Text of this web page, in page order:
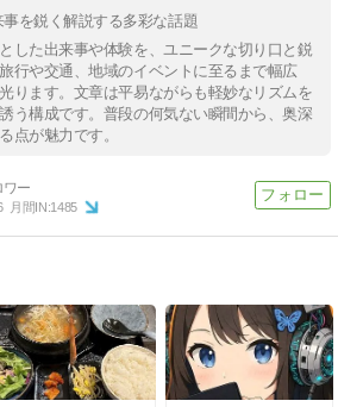
を鋭く解説する多彩な話題
した出来事や体験を、ユニークな切り口と鋭
行や交通、地域のイベントに至るまで幅広
ります。文章は平易ながらも軽妙なリズムを
う構成です。普段の何気ない瞬間から、奥深
点が魅力です。
月間IN:1485